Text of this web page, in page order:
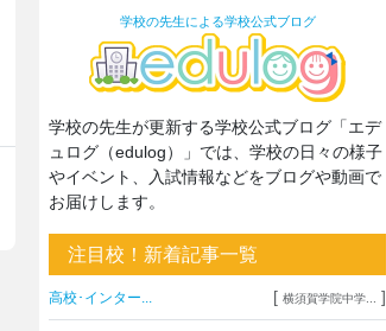
学校の先生による学校公式ブログ
学校の先生が更新する学校公式ブログ「エデ
ュログ（edulog）」では、学校の日々の様子
やイベント、入試情報などをブログや動画で
お届けします。
注目校！新着記事一覧
高校･インター... [ 横須賀学院中学... ]